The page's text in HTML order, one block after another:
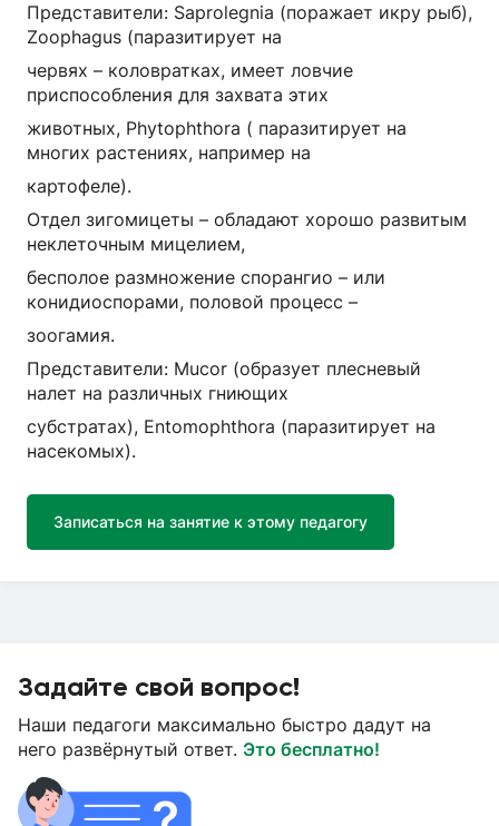
Представители: Saprolegnia (поражает икру рыб),
Zoophagus (паразитирует на
червях – коловратках, имеет ловчие
приспособления для захвата этих
животных, Phytophthora ( паразитирует на
многих растениях, например на
картофеле).
Отдел зигомицеты – обладают хорошо развитым
неклеточным мицелием,
бесполое размножение спорангио – или
конидиоспорами, половой процесс –
зоогамия.
Представители: Mucor (образует плесневый
налет на различных гниющих
субстратах), Entomophthora (паразитирует на
насекомых).
Записаться на занятие к этому педагогу
Задайте свой вопрос!
Наши педагоги максимально быстро дадут на
него развёрнутый ответ. Это бесплатно!